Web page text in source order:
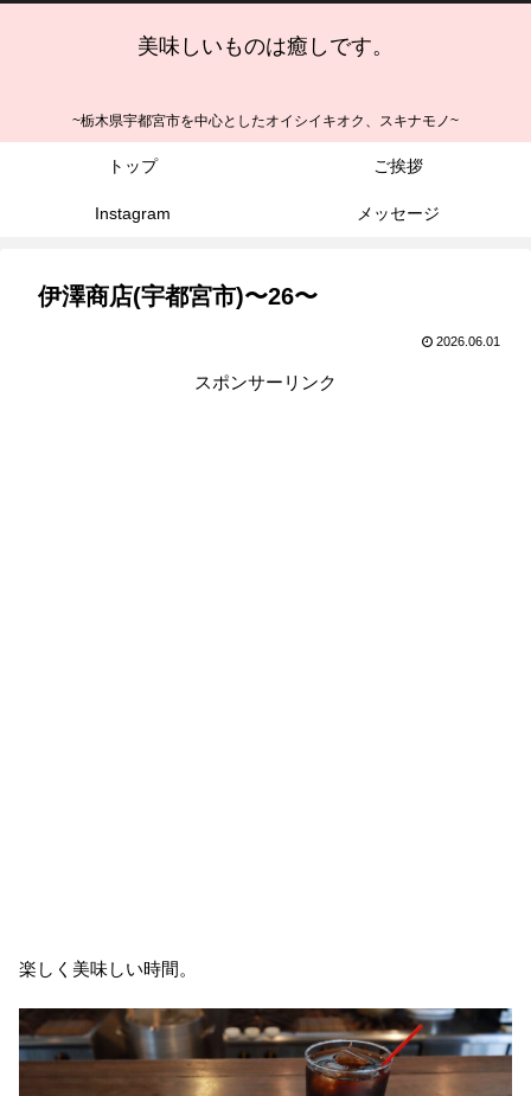
美味しいものは癒しです。
~栃木県宇都宮市を中心としたオイシイキオク、スキナモノ~
トップ ご挨拶
Instagram メッセージ
伊澤商店(宇都宮市)〜26〜
2026.06.01
スポンサーリンク
楽しく美味しい時間。